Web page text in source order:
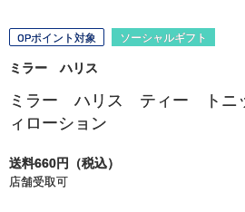
OPポイント対象 ソーシャルギフト
ミラー ハリス
ミラー ハリス ティー トニ
ィローション
送料660円（税込）
店舗受取可